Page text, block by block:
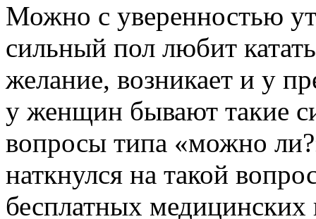
Можно с уверенностью
сильный пол любит
желание, возникает и у
у женщин бывают такие
вопросы типа «можно
наткнулся на такой
бесплатных медицинских